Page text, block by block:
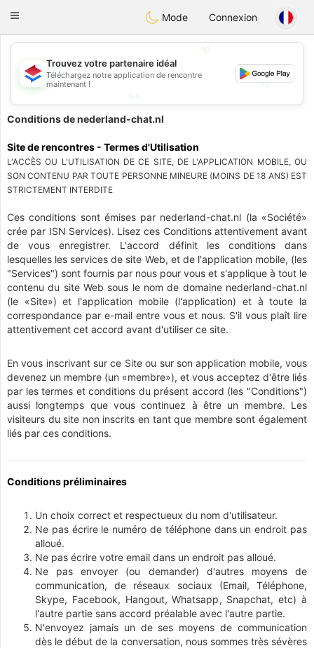
NederlandChat
Toggle
Mode Connexion
💕
Trouvez votre partenaire idéal
Téléchargez notre application de rencontre
maintenant !
Conditions de nederland-chat.nl
Site de rencontres - Termes d'Utilisation
L'ACCÈS OU L'UTILISATION DE CE SITE, DE L'APPLICATION MOBILE, OU
SON CONTENU PAR TOUTE PERSONNE MINEURE (MOINS DE 18 ANS) EST
STRICTEMENT INTERDITE
Ces conditions sont émises par nederland-chat.nl (la «Société»
crée par ISN Services). Lisez ces Conditions attentivement avant
de vous enregistrer. L'accord définit les conditions dans
lesquelles les services de site Web, et de l'application mobile, (les
"Services") sont fournis par nous pour vous et s'applique à tout le
contenu du site Web sous le nom de domaine nederland-chat.nl
(le «Site») et l'application mobile (l'application) et à toute la
correspondance par e-mail entre vous et nous. S'il vous plaît lire
attentivement cet accord avant d'utiliser ce site.
En vous inscrivant sur ce Site ou sur son application mobile, vous
devenez un membre (un «membre»), et vous acceptez d'être liés
par les termes et conditions du présent accord (les "Conditions")
aussi longtemps que vous continuez à être un membre. Les
visiteurs du site non inscrits en tant que membre sont également
liés par ces conditions.
Conditions préliminaires
Un choix correct et respectueux du nom d'utilisateur.
Ne pas écrire le numéro de téléphone dans un endroit pas
alloué.
Ne pas écrire votre email dans un endroit pas alloué.
Ne pas envoyer (ou demander) d'autres moyens de
communication, de réseaux sociaux (Email, Téléphone,
Skype, Facebook, Hangout, Whatsapp, Snapchat, etc) à
l'autre partie sans accord préalable avec l'autre partie.
N'envoyez jamais un de ses moyens de communication
dès le début de la conversation, nous sommes très sévères